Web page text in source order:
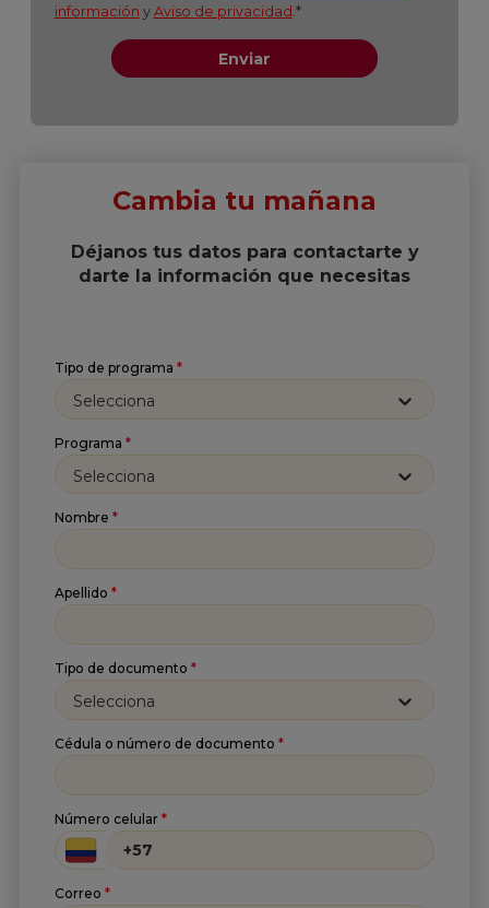
Suscríbete a nuestro
Recibe lo más reciente en tu correo
Apellido *
Cambia tu mañana
Déjanos tus datos para contactarte y
darte la información que necesitas
Tipo de programa *
Selecciona
Programa *
Selecciona
Nombre *
Apellido *
Tipo de documento *
Selecciona
Cédula o número de documento *
Número celular *
Correo *